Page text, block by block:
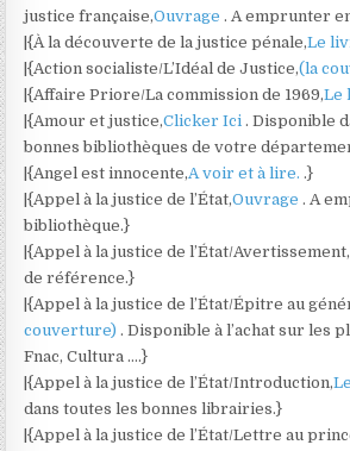
justice française,Ouvrage. A emprunter
|{À la découverte de la justice pénale,Le
|{Action socialiste/L’Idéal de Justice,(la
|{Affaire Priore/La commission de 1969,Le
|{Amour et justice,Clicker Ici. Disponible
bonnes bibliothèques de votre
|{Angel est innocente,A voir et à lire..}
|{Appel à la justice de l’État,Ouvrage. A
bibliothèque.}
|{Appel à la justice de l’État/Avertissement,
de référence.}
|{Appel à la justice de l’État/Épitre au
couverture). Disponible à l’achat sur les
Fnac, Cultura ….}
|{Appel à la justice de l’État/Introduction,
dans toutes les bonnes librairies.}
|{Appel à la justice de l’État/Lettre au